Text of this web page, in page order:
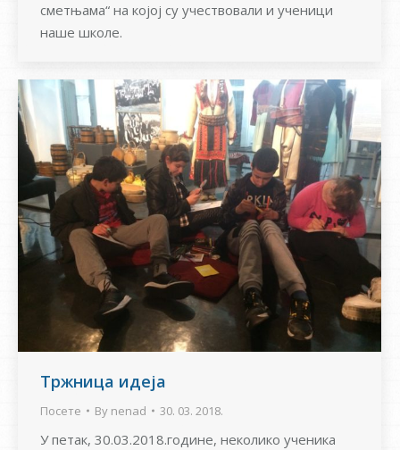
сметњама“ на којој су учествовали и ученици
наше школе.
Тржница идеја
Посете By nenad 30. 03. 2018.
У петак, 30.03.2018.године, неколико ученика